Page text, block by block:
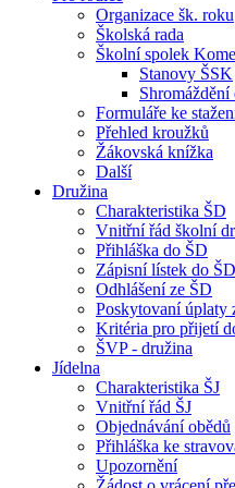
Organizace šk. roku
Školská rada
Školní spolek
Stanovy ŠSK
Shromáždění
Formuláře ke
Přehled kroužků
Žákovská knížka
Další
Družina
Charakteristika ŠD
Vnitřní řád školní
Přihláška do ŠD
Zápisní lístek do ŠD
Odhlášení ze ŠD
Poskytovaní úplaty
Kritéria pro přijetí
ŠVP - družina
Jídelna
Charakteristika ŠJ
Vnitřní řád ŠJ
Objednávání obědů
Přihláška ke
Upozornění